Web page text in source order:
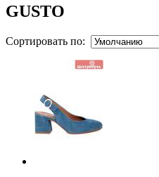
GUSTO
Сортировать по: